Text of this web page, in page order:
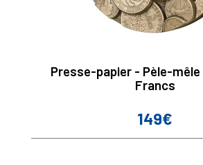
Presse-papier - Pèle-
Francs
Prix
149€